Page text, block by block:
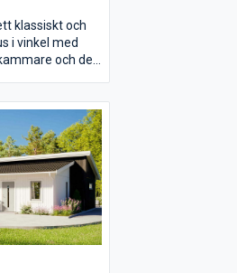
klassiskt och
i vinkel med
och det
som är
skapar en
för att
Den rymliga
den gott
härifrån tar
stora terrassen